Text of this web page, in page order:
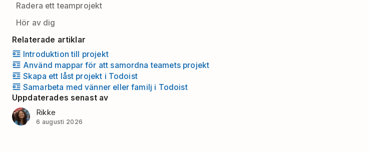
Radera ett teamprojekt
Hör av dig
Relaterade artiklar
Introduktion till projekt
Använd mappar för att samordna teamets projekt
Skapa ett låst projekt i Todoist
Samarbeta med vänner eller familj i Todoist
Uppdaterades senast av
Rikke
6 augusti 2026